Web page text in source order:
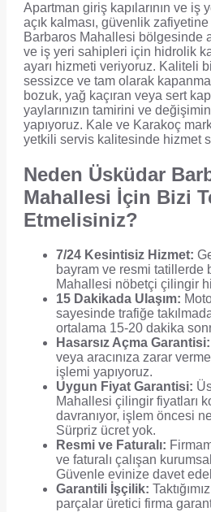
Apartman giriş kapılarının ve iş
açık kalması, güvenlik
Barbaros Mahallesi bölgesinde
ve iş yeri sahipleri için hidrolik
ayarı hizmeti veriyoruz. Kaliteli
sessizce ve tam olarak
bozuk, yağ kaçıran veya sert
yaylarınızın tamirini ve
yapıyoruz. Kale ve Karakoç
yetkili servis kalitesinde hizmet
Neden Üsküdar
Mahallesi İçin Bizi
Etmelisiniz?
7/24 Kesintisiz Hizmet:
bayram ve resmi tatillerde
Mahallesi nöbetçi çilingir
15 Dakikada Ulaşım:
sayesinde trafiğe
ortalama 15-20 dakika
Hasarsız Açma Garantisi:
veya aracınıza zarar
işlemi yapıyoruz.
Uygun Fiyat Garantisi:
Mahallesi çilingir fiyatları
davranıyor, işlem öncesi
Sürpriz ücret yok.
Resmi ve Faturalı:
ve faturalı çalışan
Güvenle evinize davet
Garantili İşçilik:
parçalar üretici firma